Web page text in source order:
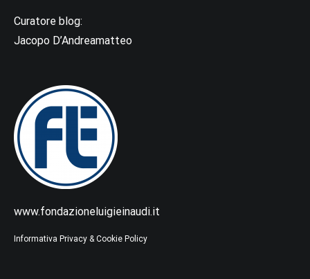
Curatore blog:
Jacopo D’Andreamatteo
www.fondazioneluigieinaudi.it
Informativa Privacy & Cookie Policy